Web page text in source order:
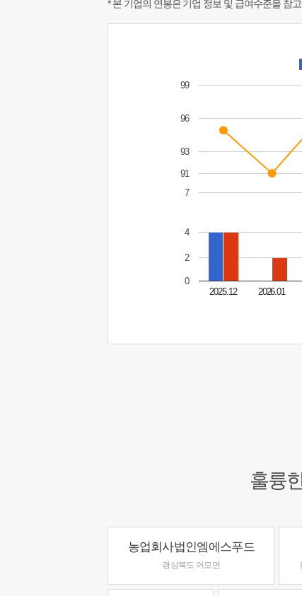
* 본 기업의 연봉은 기업 정보 및 급여수준을 참
2025.12 2026.01
0
2
4
7
91
93
96
99
훌륭
농업회사법인엠에스푸드
경상북도 어모면